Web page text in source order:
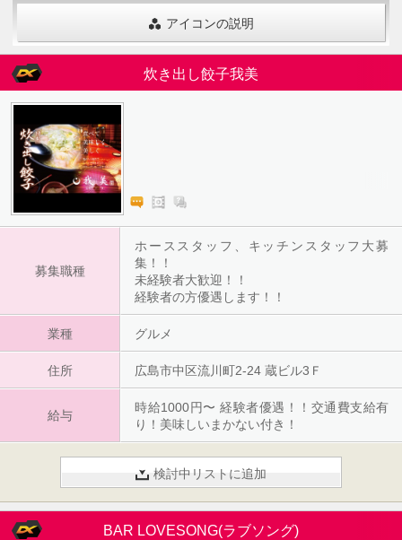
アイコンの説明
炊き出し餃子我美
募集職種
ホーススタッフ、キッチンスタッフ大募
集！！
未経験者大歓迎！！
経験者の方優遇します！！
業種 グルメ
住所 広島市中区流川町2-24 蔵ビル3Ｆ
給与
時給1000円〜 経験者優遇！！交通費支給有
り！美味しいまかない付き！
検討中リストに追加
BAR LOVESONG(ラブソング)